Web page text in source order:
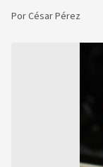
PorCésar Pérez